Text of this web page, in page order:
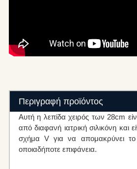
Περιγραφή προϊόντος
Αυτή η λεπίδα χειρός των 28cm
από διαφανή ιατρική σιλικόνη και
σχήμα V για να απομακρύνει
οποιαδήποτε επιφάνεια.